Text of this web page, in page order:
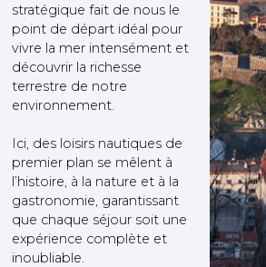
stratégique fait de nous le
point de départ idéal pour
vivre la mer intensément et
découvrir la richesse
terrestre de notre
environnement.
Ici, des loisirs nautiques de
premier plan se mêlent à
l’histoire, à la nature et à la
gastronomie, garantissant
que chaque séjour soit une
expérience complète et
inoubliable.